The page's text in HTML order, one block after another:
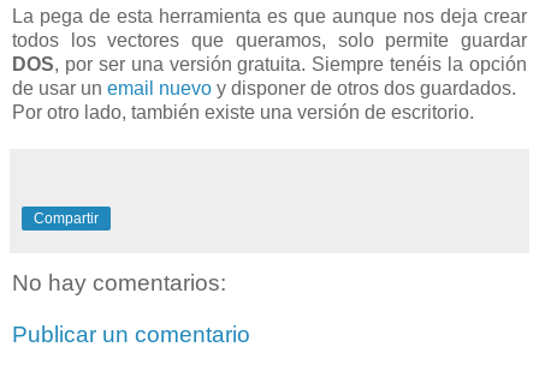
La pega de esta herramienta es que aunque nos deja crear
todos los vectores que queramos, solo permite guardar
DOS, por ser una versión gratuita. Siempre tenéis la opción
de usar un email nuevo y disponer de otros dos guardados.
Por otro lado, también existe una versión de escritorio.
Compartir
No hay comentarios:
Publicar un comentario